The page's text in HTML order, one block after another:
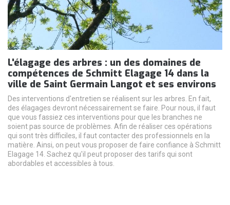
L'élagage des arbres : un des domaines de
compétences de Schmitt Elagage 14 dans la
ville de Saint Germain Langot et ses environs
Des interventions d'entretien se réalisent sur les arbres. En fait,
des élagages devront nécessairement se faire. Pour nous, il faut
que vous fassiez ces interventions pour que les branches ne
soient pas source de problèmes. Afin de réaliser ces opérations
qui sont très difficiles, il faut contacter des professionnels en la
matière. Ainsi, on peut vous proposer de faire confiance à Schmitt
Elagage 14. Sachez qu'il peut proposer des tarifs qui sont
abordables et accessibles à tous.